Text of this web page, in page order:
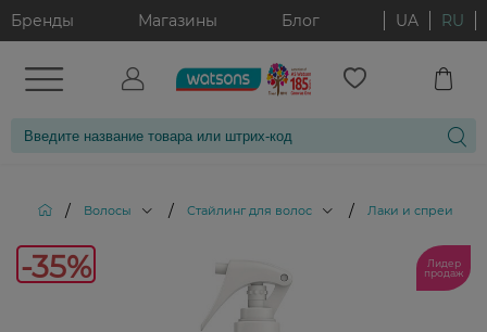
Бренды Магазины Блог UA RU
/ Волосы / Стайлинг для волос / Лаки и спреи для
-35%
Лидер
продаж
-35%